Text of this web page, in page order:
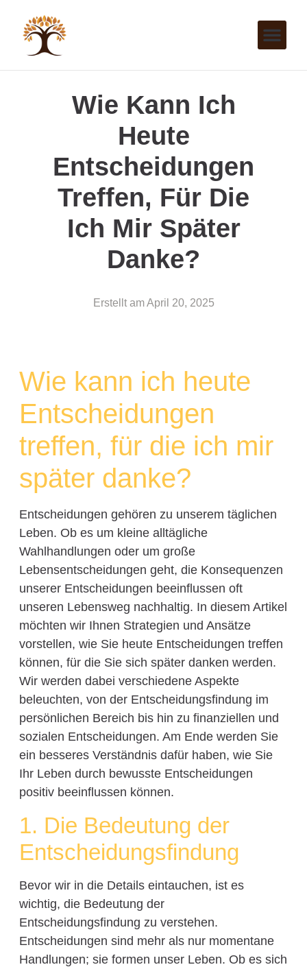
Wie Kann Ich
Heute
Entscheidungen
Treffen, Für Die
Ich Mir Später
Danke?
Erstellt am April 20, 2025
Wie kann ich heute
Entscheidungen
treffen, für die ich mir
später danke?
Entscheidungen gehören zu unserem täglichen
Leben. Ob es um kleine alltägliche
Wahlhandlungen oder um große
Lebensentscheidungen geht, die Konsequenzen
unserer Entscheidungen beeinflussen oft
unseren Lebensweg nachhaltig. In diesem Artikel
möchten wir Ihnen Strategien und Ansätze
vorstellen, wie Sie heute Entscheidungen treffen
können, für die Sie sich später danken werden.
Wir werden dabei verschiedene Aspekte
beleuchten, von der Entscheidungsfindung im
persönlichen Bereich bis hin zu finanziellen und
sozialen Entscheidungen. Am Ende werden Sie
ein besseres Verständnis dafür haben, wie Sie
Ihr Leben durch bewusste Entscheidungen
positiv beeinflussen können.
1. Die Bedeutung der
Entscheidungsfindung
Bevor wir in die Details eintauchen, ist es
wichtig, die Bedeutung der
Entscheidungsfindung zu verstehen.
Entscheidungen sind mehr als nur momentane
Handlungen; sie formen unser Leben. Ob es sich